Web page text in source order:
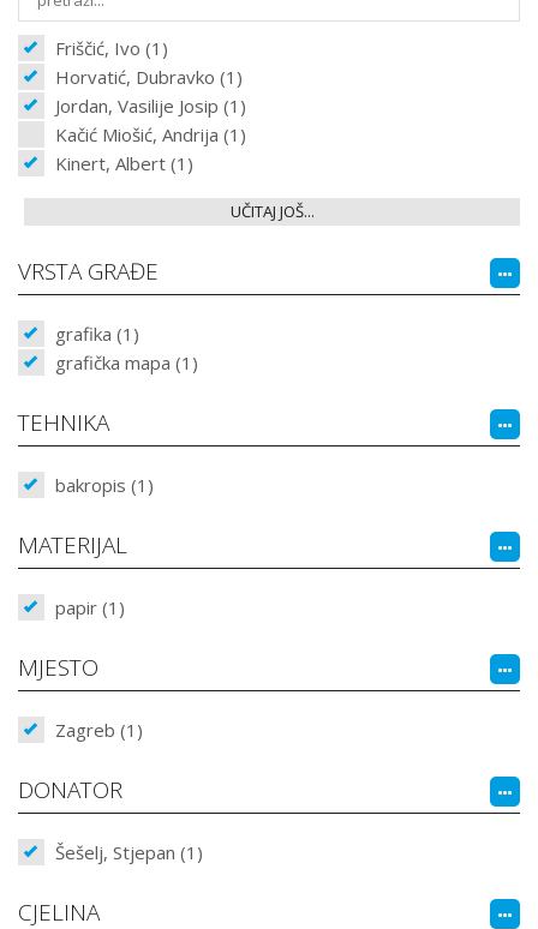
Friščić, Ivo (1)
Horvatić, Dubravko (1)
Jordan, Vasilije Josip (1)
Kačić Miošić, Andrija (1)
Kinert, Albert (1)
UČITAJ JOŠ...
VRSTA GRAĐE
grafika (1)
grafička mapa (1)
TEHNIKA
bakropis (1)
MATERIJAL
papir (1)
MJESTO
Zagreb (1)
DONATOR
Šešelj, Stjepan (1)
CJELINA